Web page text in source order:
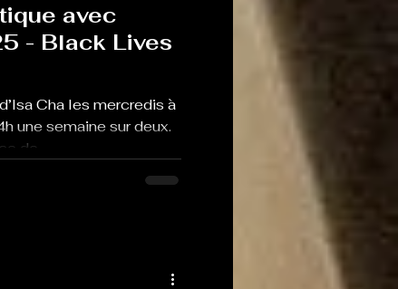
avec
- Black Lives
Cha les mercredis à
une semaine sur deux.
de...